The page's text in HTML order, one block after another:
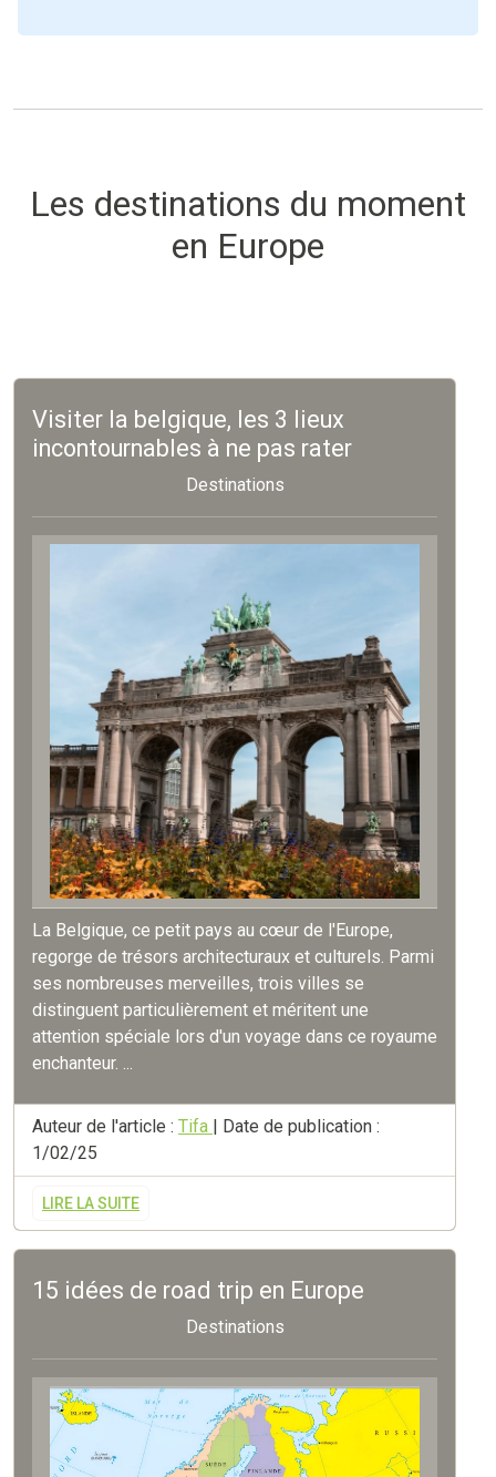
Les destinations du moment
en Europe
Visiter la belgique, les 3 lieux
incontournables à ne pas rater
Destinations
La Belgique, ce petit pays au cœur de l'Europe,
regorge de trésors architecturaux et culturels. Parmi
ses nombreuses merveilles, trois villes se
distinguent particulièrement et méritent une
attention spéciale lors d'un voyage dans ce royaume
enchanteur. ...
Auteur de l'article : Tifa | Date de publication :
1/02/25
LIRE LA SUITE
15 idées de road trip en Europe
Destinations